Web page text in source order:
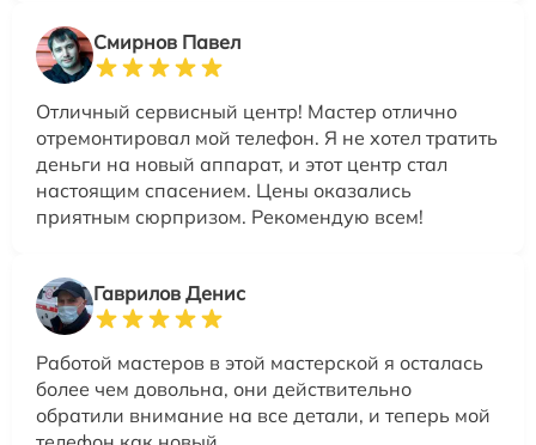
Смирнов Павел
Отличный сервисный центр! Мастер отлично
отремонтировал мой телефон. Я не хотел тратить
деньги на новый аппарат, и этот центр стал
настоящим спасением. Цены оказались
приятным сюрпризом. Рекомендую всем!
Гаврилов Денис
Работой мастеров в этой мастерской я осталась
более чем довольна, они действительно
обратили внимание на все детали, и теперь мой